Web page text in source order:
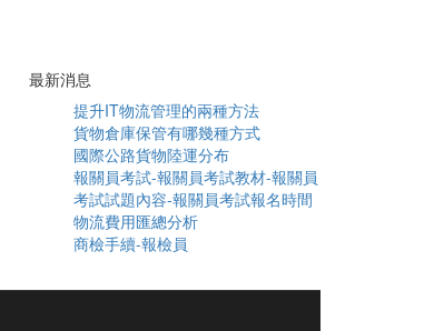
最新消息
提升IT物流管理的兩種方法
貨物倉庫保管有哪幾種方式
國際公路貨物陸運分布
報關員考試-報關員考試教材-報關員
考試試題內容-報關員考試報名時間
物流費用匯總分析
商檢手續-報檢員